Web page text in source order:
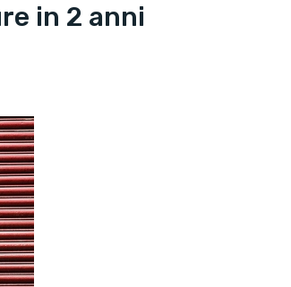
in 2 anni